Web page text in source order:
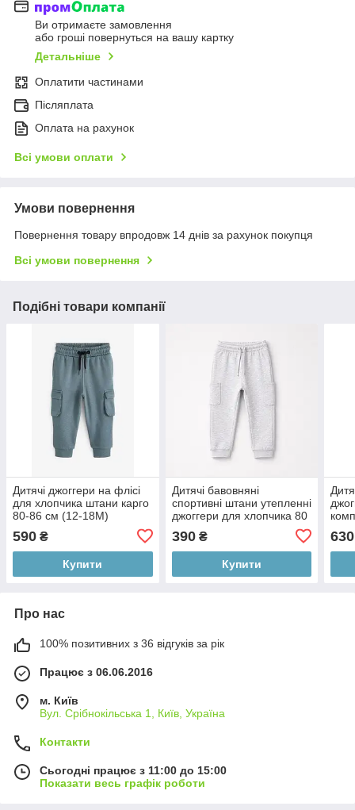
Ви отримаєте замовлення
або гроші повернуться на вашу картку
Детальніше
Оплатити частинами
Післяплата
Оплата на рахунок
Всі умови оплати
Умови повернення
Повернення товару впродовж 14 днів за рахунок покупця
Всі умови повернення
Подібні товари компанії
Дитячі джоггери на флісі
для хлопчика штани карго
80-86 см (12-18М)
590 ₴
Купити
Дитячі бавовняні
спортивні штани утепленні
джоггери для хлопчика 80
390₴
Купити
630
Про нас
100% позитивних з 36 відгуків за рік
Працює з 06.06.2016
м. Київ
Вул. Срібнокільська 1, Київ, Україна
Контакти
Сьогодні працює з 11:00 до 15:00
Показати весь графік роботи